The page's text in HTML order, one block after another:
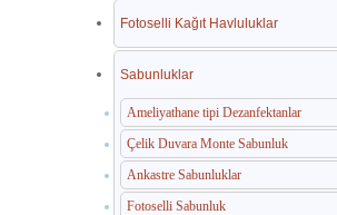
Fotoselli Kağıt Havluluklar
Sabunluklar
Ameliyathane tipi Dezanfektanlar
Çelik Duvara Monte Sabunluk
Ankastre Sabunluklar
Fotoselli Sabunluk